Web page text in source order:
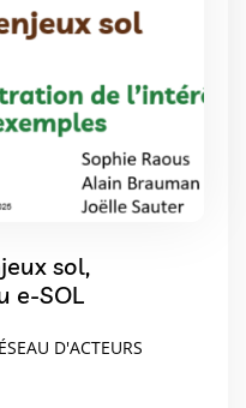
sol,
e-SOL
D'ACTEURS